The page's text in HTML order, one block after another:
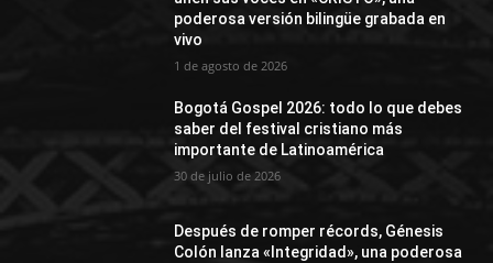
poderosa versión bilingüe grabada en
vivo
1 de agosto de 2026
Bogotá Gospel 2026: todo lo que debes
saber del festival cristiano más
importante de Latinoamérica
30 de julio de 2026
Después de romper récords, Génesis
Colón lanza «Integridad», una poderosa